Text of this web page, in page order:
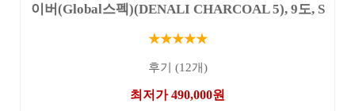
이버(Global스펙)(DENALI CHARCOAL 5), 9도, S
★★★★★
후기 (12개)
최저가 490,000원